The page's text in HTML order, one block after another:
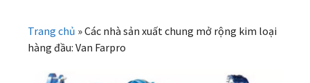
Trang chủ »Các nhà sản xuất chung mở rộng kim loại
hàng đầu: Van Farpro